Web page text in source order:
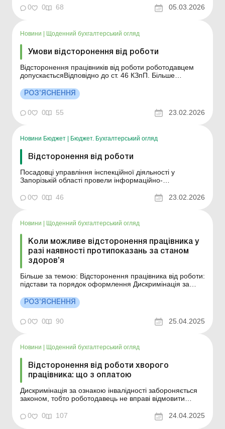
0 0 68 05.03.2026
Новини | Щоденний бухгалтерський огляд
Умови відсторонення від роботи
Відсторонення працівників від роботи роботодавцем
допускаєтьсяВідповідно до ст. 46 КЗпП. Більше
підстави та порядок оформлення Відповідно до ст. 46
КЗпП відсторонення працівників від роботи
РОЗ’ЯСНЕННЯ
0 0 55 23.02.2026
Новини Бюджет | Бюджет. Бухгалтерський огляд
Відсторонення від роботи
Посадовці управління інспекційної діяльності у
Запорізькій області провели інформаційно-
куди завітали за зверненням працівників. Інспектори
праці нагадали, що, відповідно до статті 46 Кодексу
0 0 46 23.02.2026
Новини Щоденний бухгалтерський огляд
Коли можливе відсторонення працівника у
разі наявності протипоказань за станом
здоров’я
Більше за темою: Відсторонення працівника від роботи:
підстави та порядок оформлення Дискримінація за
роботодавець не вправі відмовити інвалідові в
укладенні трудового договору з мотивів інвалідності,
крім випадків, коли ця робота протипоказана...
РОЗ’ЯСНЕННЯ
0 0 90 25.04.2025
Новини Щоденний бухгалтерський огляд
Відсторонення від роботи хворого
працівника: що з оплатою
Дискримінація за ознакою інвалідності забороняється
законом, тобто роботодавець не вправі відмовити
інвалідності, крім випадків, коли ця робота
протипоказана йому за станом здоров’я. Зокрема, у ст.
0 0 107 24.04.2025